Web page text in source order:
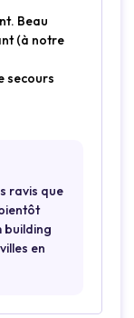
Beau
(à notre
secours
ravis que
building
en